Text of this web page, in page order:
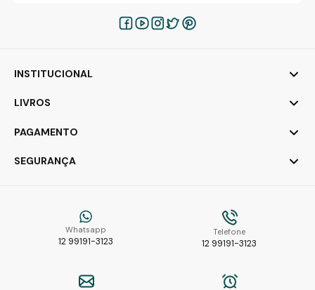
Whatsapp
12 99191-3123
Telefone
12 99191-3123
INSTITUCIONAL
LIVROS
PAGAMENTO
SEGURANÇA